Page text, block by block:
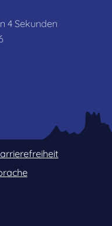
1 Sekunden